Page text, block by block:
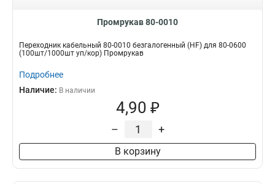
Промрукав 80-0010
Переходник кабельный 80-0010 безгалогенный (HF) для 80-0600
(100шт/1000шт уп/кор) Промрукав
Подробнее
Наличие: В наличии
4,90 ₽
– +
В корзину